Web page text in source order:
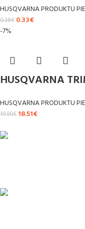
HUSQVARNA PRODUKTU
0.38€ 0.33€
-7%
HUSQVARNA
HUSQVARNA PRODUKTU
19.90€ 18.51€